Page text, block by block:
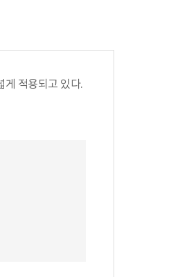
적용되고 있다.